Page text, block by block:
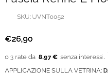
SKU: UVNT0052
Prezzo
€26,90
8,97 €
APPLICAZIONE SULLA VETRINA: